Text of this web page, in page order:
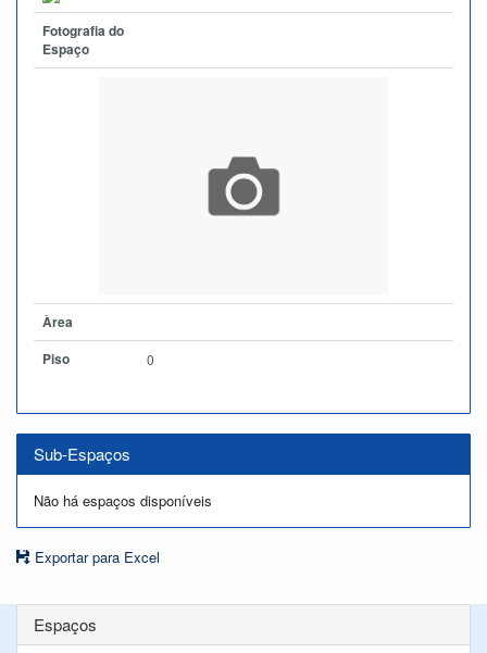
Fotografia do
Espaço
Àrea
Piso
0
Sub-Espaços
Não há espaços disponíveis
Exportar para Excel
Espaços